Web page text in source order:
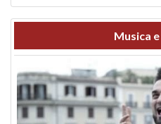
Musica